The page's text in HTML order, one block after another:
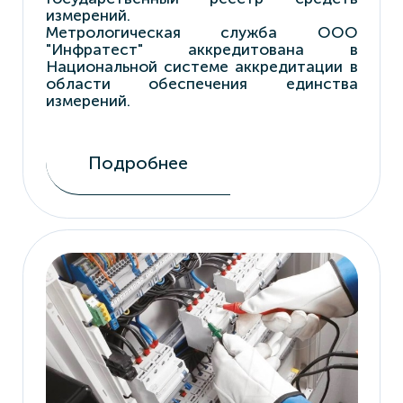
измерений.
Метрологическая служба ООО
"Инфратест" аккредитована в
Национальной системе аккредитации в
области обеспечения единства
измерений.
Подробнее